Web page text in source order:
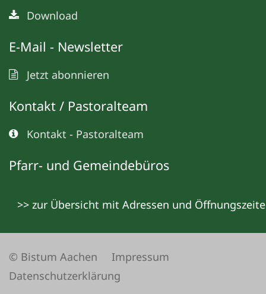
Download
E-Mail - Newsletter
Jetzt abonnieren
Kontakt / Pastoralteam
Kontakt - Pastoralteam
Pfarr- und Gemeindebüros
>> zur Übersicht mit Adressen und
© Bistum Aachen
Impressum
Datenschutzerklärung